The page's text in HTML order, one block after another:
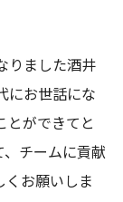
りました酒井
にお世話にな
とができてと
、チームに貢献
くお願いしま